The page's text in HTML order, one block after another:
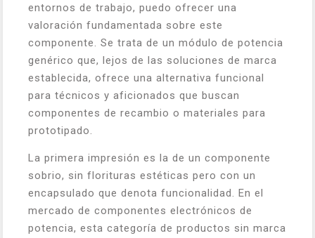
entornos de trabajo, puedo ofrecer una
valoración fundamentada sobre este
componente. Se trata de un módulo de potencia
genérico que, lejos de las soluciones de marca
establecida, ofrece una alternativa funcional
para técnicos y aficionados que buscan
componentes de recambio o materiales para
prototipado.
La primera impresión es la de un componente
sobrio, sin florituras estéticas pero con un
encapsulado que denota funcionalidad. En el
mercado de componentes electrónicos de
potencia, esta categoría de productos sin marca